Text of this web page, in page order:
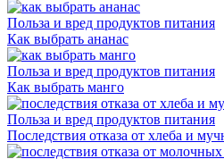
Польза и вред продуктов питания
Как выбрать ананас
Польза и вред продуктов питания
Как выбрать манго
Польза и вред продуктов питания
Последствия отказа от хлеба и